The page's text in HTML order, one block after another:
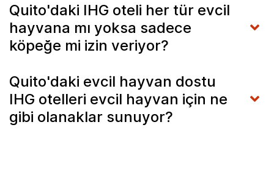
Quito'daki IHG oteli her tür evcil
hayvana mı yoksa sadece
köpeğe mi izin veriyor?
Quito'daki evcil hayvan dostu
IHG otelleri evcil hayvan için ne
gibi olanaklar sunuyor?